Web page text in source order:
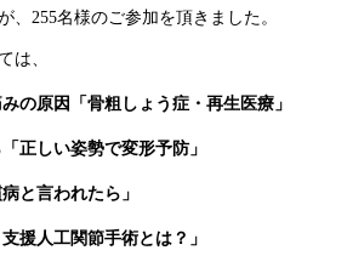
、255名様のご参加を頂きました。
は、
の原因「骨粗しょう症・再生医療」
正しい姿勢で変形予防」
と言われたら」
援人工関節手術とは？」